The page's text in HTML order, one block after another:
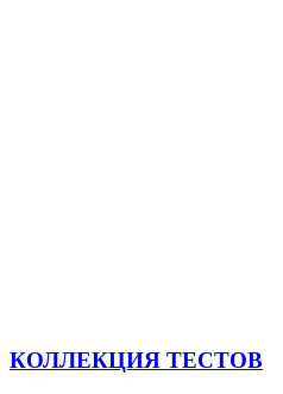
КОЛЛЕКЦИЯ ТЕСТОВ